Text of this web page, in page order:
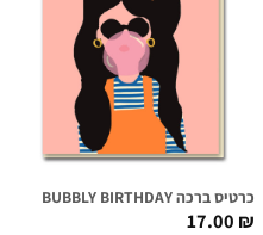
כרטיס ברכה BUBBLY BIRTHDAY
17.00₪